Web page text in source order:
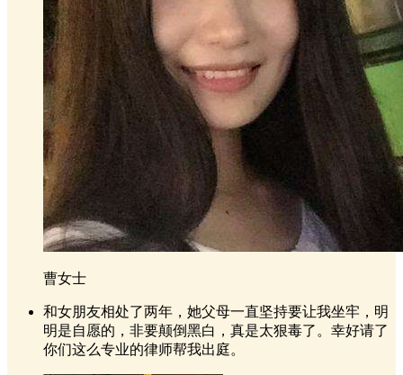
曹女士
和女朋友相处了两年，她父母一直坚持要让我坐牢，明
明是自愿的，非要颠倒黑白，真是太狠毒了。幸好请了
你们这么专业的律师帮我出庭。